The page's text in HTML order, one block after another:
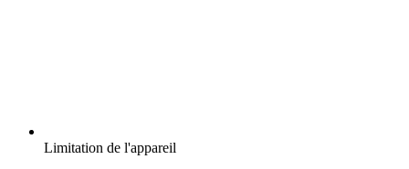
Limitation de l'appareil